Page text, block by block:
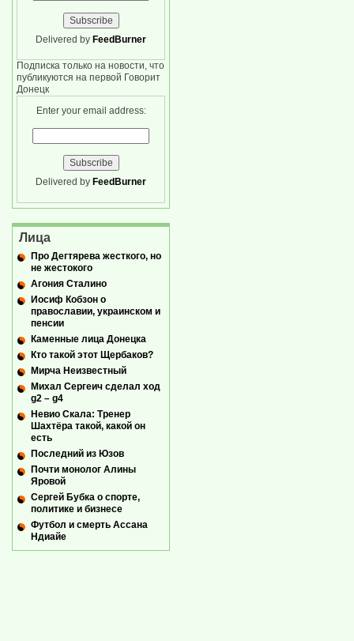
Delivered by FeedBurner
Подписка только на новости, что
публикуются на первой Говорит
Донецк
Enter your email address:
Delivered by FeedBurner
Лица
Про Дегтярева жесткого, но
не жестокого
Агония Сталино
Иосиф Кобзон о
православии, украинском и
пенсии
Каменные лица Донецка
Кто такой этот Щербаков?
Мирча Неизвестный
Михал Сергеич сделал ход
g2 – g4
Невио Скала: Тренер
Шахтёра такой, какой он
есть
Последний из Юзов
Почти монолог Алины
Яровой
Сергей Бубка о спорте,
политике и бизнесе
Футбол и смерть Ассана
Ндиайе